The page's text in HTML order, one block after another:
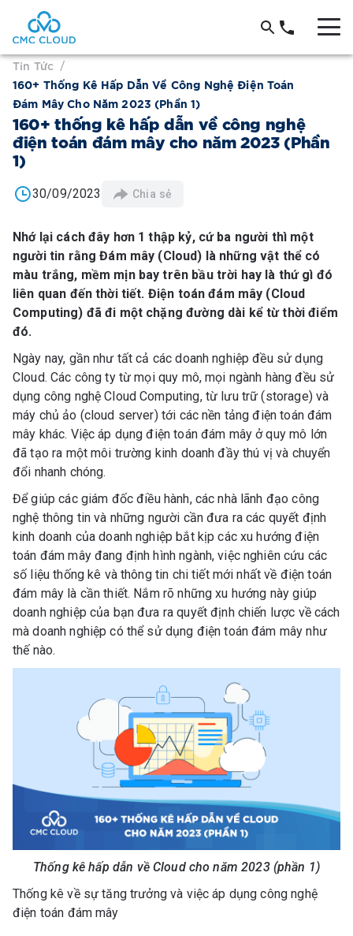
Tin Tức /
160+ Thống Kê Hấp Dẫn Về Công Nghệ Điện Toán
Đám Mây Cho Năm 2023 (Phần 1)
160+ thống kê hấp dẫn về công nghệ
điện toán đám mây cho năm 2023 (Phần
1)
30/09/2023 Chia sẻ
Nhớ lại cách đây hơn 1 thập kỷ, cứ ba người thì một
người tin rằng Đám mây (Cloud) là những vật thể có
màu trắng, mềm mịn bay trên bầu trời hay là thứ gì đó
liên quan đến thời tiết. Điện toán đám mây (Cloud
Computing) đã đi một chặng đường dài kể từ thời điểm
đó.
Ngày nay, gần như tất cả các doanh nghiệp đều sử dụng
Cloud. Các công ty từ mọi quy mô, mọi ngành hàng đều sử
dụng công nghệ Cloud Computing, từ lưu trữ (storage) và
máy chủ ảo (cloud server) tới các nền tảng điện toán đám
mây khác. Việc áp dụng điện toán đám mây ở quy mô lớn
đã tạo ra một môi trường kinh doanh đầy thú vị và chuyển
đổi nhanh chóng.
Để giúp các giám đốc điều hành, các nhà lãnh đạo công
nghệ thông tin và những người cần đưa ra các quyết định
kinh doanh của doanh nghiệp bắt kịp các xu hướng điện
toán đám mây đang định hình ngành, việc nghiên cứu các
số liệu thống kê và thông tin chi tiết mới nhất về điện toán
đám mây là cần thiết. Nắm rõ những xu hướng này giúp
doanh nghiệp của bạn đưa ra quyết định chiến lược về cách
mà doanh nghiệp có thể sử dụng điện toán đám mây như
thế nào.
Thống kê hấp dẫn về Cloud cho năm 2023 (phần 1)
Thống kê về sự tăng trưởng và việc áp dụng công nghệ
điện toán đám mây